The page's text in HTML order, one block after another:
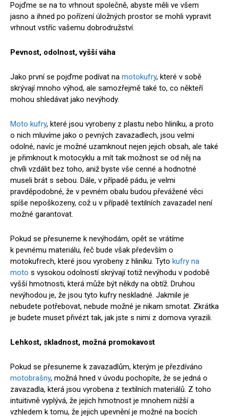
Pojďme se na to vrhnout společně, abyste měli ve všem
jasno a ihned po pořízení úložných prostor se mohli vypravit
vrhnout vstříc vašemu dobrodružství.
Pevnost, odolnost, vyšší váha
Jako první se pojďme podívat na motokufry, které v sobě
skrývají mnoho výhod, ale samozřejmě také to, co někteří
mohou shledávat jako nevýhody.
Moto kufry, které jsou vyrobeny z plastu nebo hliníku, a proto
o nich mluvíme jako o pevných zavazadlech, jsou velmi
odolné, navíc je možné uzamknout nejen jejich obsah, ale také
je přimknout k motocyklu a mít tak možnost se od něj na
chvíli vzdálit bez toho, aniž byste vše cenné a hodnotné
museli brát s sebou. Dále, v případě pádu, je velmi
pravděpodobné, že v pevném obalu budou převážené věci
spíše nepoškozeny, což u v případě textilních zavazadel není
možné garantovat.
Pokud se přesuneme k nevýhodám, opět se vrátíme
k pevnému materiálu, řeč bude však především o
motokufrech, které jsou vyrobeny z hliníku. Tyto kufry na
moto s vysokou odolností skrývají totiž nevýhodu v podobě
vyšší hmotnosti, která může být někdy na obtíž. Druhou
nevýhodou je, že jsou tyto kufry neskladné. Jakmile je
nebudete potřebovat, nebude možné je nikam smotat. Zkrátka
je budete muset přivézt tak, jak jste s nimi z domova vyrazili.
Lehkost, skladnost, možná promokavost
Pokud se přesuneme k zavazadlům, kterým je přezdíváno
motobrašny, možná hned v úvodu pochopíte, že se jedná o
zavazadla, která jsou vyrobena z textilních materiálů. Z toho
intuitivně vyplývá, že jejich hmotnost je mnohem nižší a
vzhledem k tomu, že jejich upevnění je možné na bocích